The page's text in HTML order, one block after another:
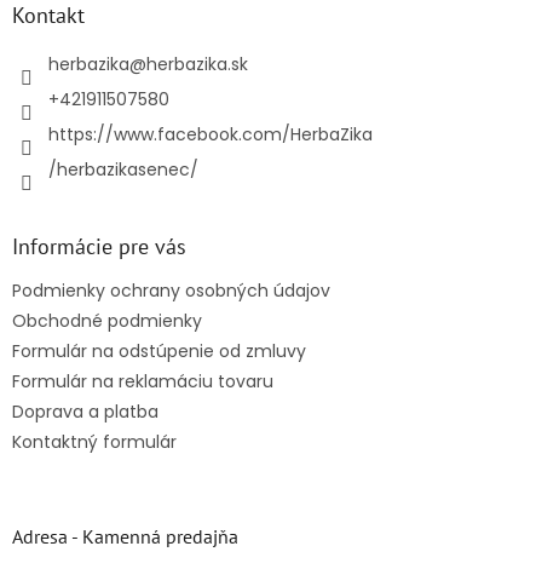
Kontakt
herbazika@herbazika.sk
+421911507580
https://www.facebook.com/HerbaZika
/herbazikasenec/
Informácie pre vás
Podmienky ochrany osobných údajov
Obchodné podmienky
Formulár na odstúpenie od zmluvy
Formulár na reklamáciu tovaru
Doprava a platba
Kontaktný formulár
Adresa - Kamenná predajňa